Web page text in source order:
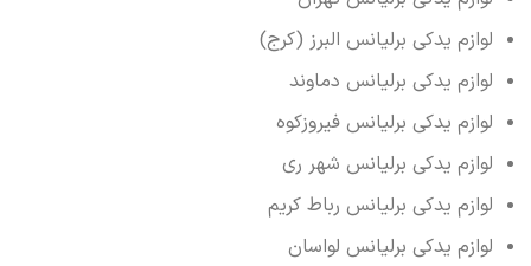
لوازم یدکی برلیانس البرز (کرج)
لوازم یدکی برلیانس دماوند
لوازم یدکی برلیانس فیروزکوه
لوازم یدکی برلیانس شهر ری
لوازم یدکی برلیانس رباط کریم
لوازم یدکی برلیانس لواسان